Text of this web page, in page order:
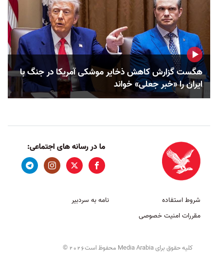
هگست گزارش کاهش ذخایر موشکی آمریکا در جنگ با
ایران را «خبر جعلی» خواند
ما در رسانه های اجتماعی:
شروط استفاده
مقررات امنیت خصوصی
نامه به سردبیر
کلیه حقوق برای Media Arabia محفوظ است 2026
©